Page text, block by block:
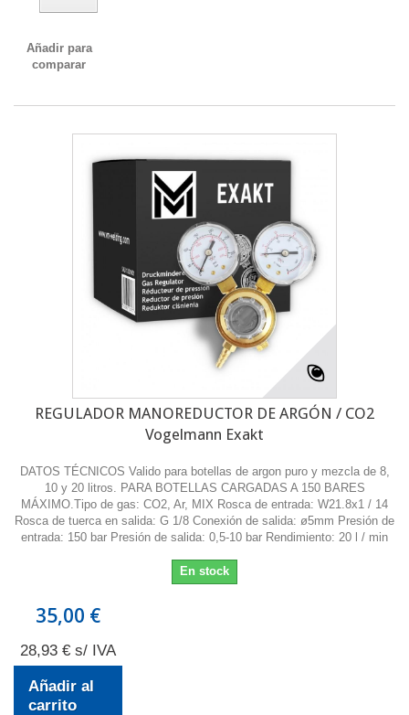
Añadir para
comparar
REGULADOR MANOREDUCTOR DE ARGÓN / CO2
Vogelmann Exakt
DATOS TÉCNICOS Valido para botellas de argon puro y mezcla de 8,
10 y 20 litros. PARA BOTELLAS CARGADAS A 150 BARES
MÁXIMO.Tipo de gas: CO2, Ar, MIX Rosca de entrada: W21.8x1 / 14
Rosca de tuerca en salida: G 1/8 Conexión de salida: ø5mm Presión de
entrada: 150 bar Presión de salida: 0,5-10 bar Rendimiento: 20 l / min
En stock
35,00 €
28,93 € s/ IVA
Añadir al
carrito